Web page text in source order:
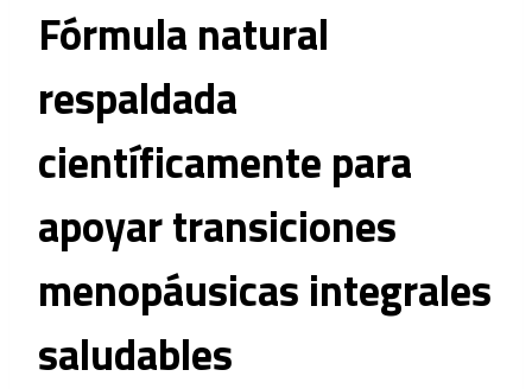
Fórmula natural
respaldada
científicamente para
apoyar transiciones
menopáusicas integrales
saludables